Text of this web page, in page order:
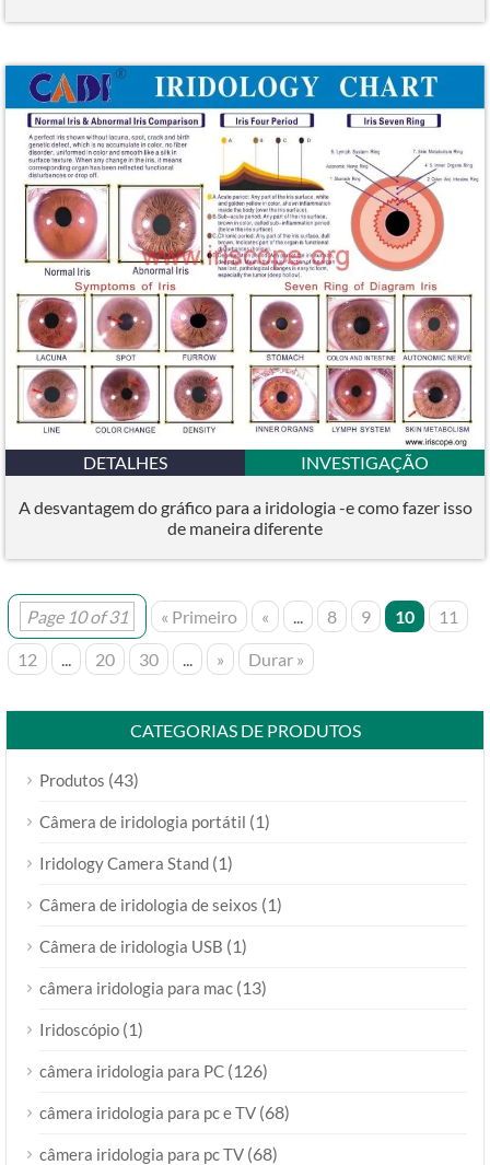
DETALHES INVESTIGAÇÃO
A desvantagem do gráfico para a iridologia -e como fazer isso
de maneira diferente
Page 10 of 31 « Primeiro « 8 9 10 11
12 20 30 » Durar »
CATEGORIAS DE PRODUTOS
Produtos (43)
Câmera de iridologia portátil (1)
Iridology Camera Stand (1)
Câmera de iridologia de seixos (1)
Câmera de iridologia USB (1)
câmera iridologia para mac (13)
Iridoscópio (1)
câmera iridologia para PC (126)
câmera iridologia para pc e TV (68)
câmera iridologia para pc TV (68)